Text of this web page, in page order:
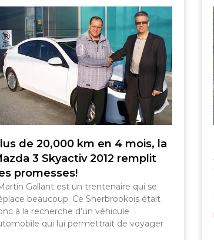
de 20,000 km en 4 mois, la
3 Skyactiv 2012 remplit
promesses!
Gallant est un trentenaire qui se
beaucoup. Ce Sherbrookois était
à la recherche d’un véhicule
qui lui permettrait de voyager
TÉLÉPHONEZ
819 564-2196
GRANBY
DRUMMONDVILLE
GRANBY
SHERBROOKE